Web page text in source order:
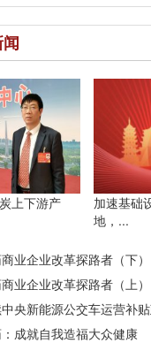
上下游产
加速基础
地，...
业企业改革探路者（下）
业企业改革探路者（上）
央新能源公交车运营补
成就自我造福大众健康